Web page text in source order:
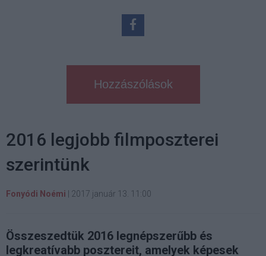
Hozzászólások
2016 legjobb filmposzterei
szerintünk
Fonyódi Noémi 2017 január 13. 11:00
Összeszedtük 2016 legnépszerűbb és
legkreatívabb posztereit, amelyek képesek